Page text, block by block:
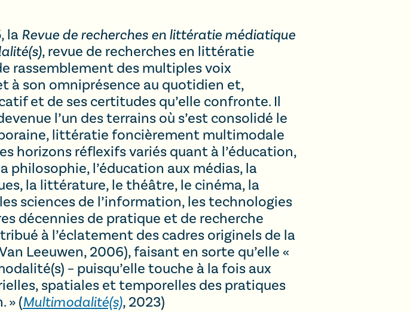
la Revue de recherches en littératie médiatique
, revue de recherches en littératie
rassemblement des multiples voix
à son omniprésence au quotidien et,
et de ses certitudes qu’elle confronte. Il
l’un des terrains où s’est consolidé le
littératie foncièrement multimodale
horizons réflexifs variés quant à l’éducation,
l’éducation aux médias, la
la littérature, le théâtre, le cinéma, la
sciences de l’information, les technologies
décennies de pratique et de recherche
à l’éclatement des cadres originels de la
Leeuwen, 2006), faisant en sorte qu’elle «
– puisqu’elle touche à la fois aux
spatiales et temporelles des pratiques
» (Multimodalité(s), 2023)